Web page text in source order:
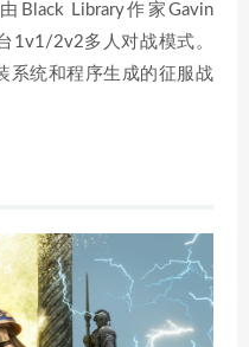
Black Library作家Gavin
1v1/2v2多人对战模式。
系统和程序生成的征服战